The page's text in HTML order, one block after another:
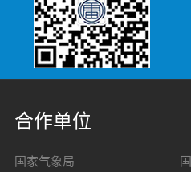
合作单位
国家气象局